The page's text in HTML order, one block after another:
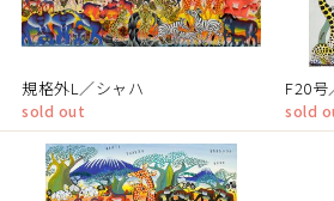
規格外L／シャハ
sold out
F20号
sold